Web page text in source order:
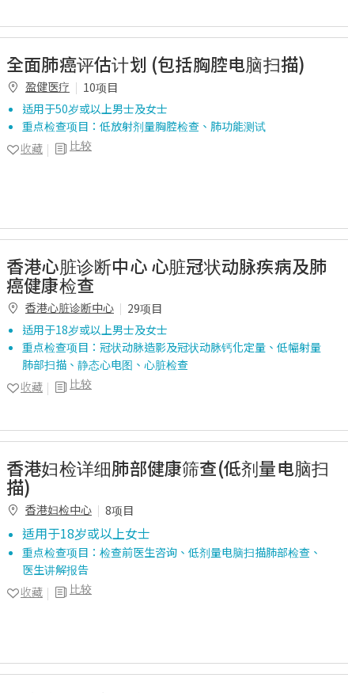
全面肺癌评估计划 (包括胸腔电脑扫描)
盈健医疗
10项目
适用于50岁或以上男士及女士
重点检查项目：低放射剂量胸腔检查、肺功能测试
比较
收藏
香港心脏诊断中心 心脏冠状动脉疾病及肺
癌健康检查
香港心脏诊断中心
29项目
适用于18岁或以上男士及女士
重点检查项目：冠状动脉造影及冠状动脉钙化定量、低幅射量
肺部扫描、静态心电图、心脏检查
比较
收藏
香港妇检详细肺部健康筛查(低剂量电脑扫
描)
香港妇检中心 8项目
适用于18岁或以上女士
重点检查项目：检查前医生咨询、低剂量电脑扫描肺部检查、
医生讲解报告
比较
收藏